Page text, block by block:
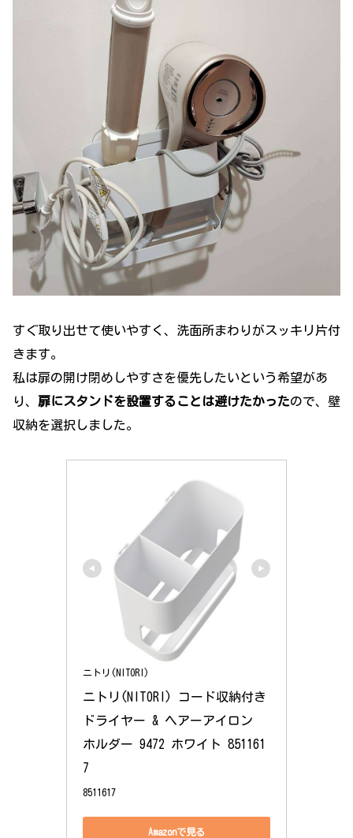
すぐ取り出せて使いやすく、洗面所まわりがスッキリ片付
きます。
私は扉の開け閉めしやすさを優先したいという希望があ
り、 扉にスタンドを設置することは避けたかったので、壁
収納を選択しました。
ニトリ(NITORI)
ニトリ(NITORI) コード収納付き
ドライヤー & ヘアーアイロン
ホルダー 9472 ホワイト 851161
7
8511617
Amazonで見る